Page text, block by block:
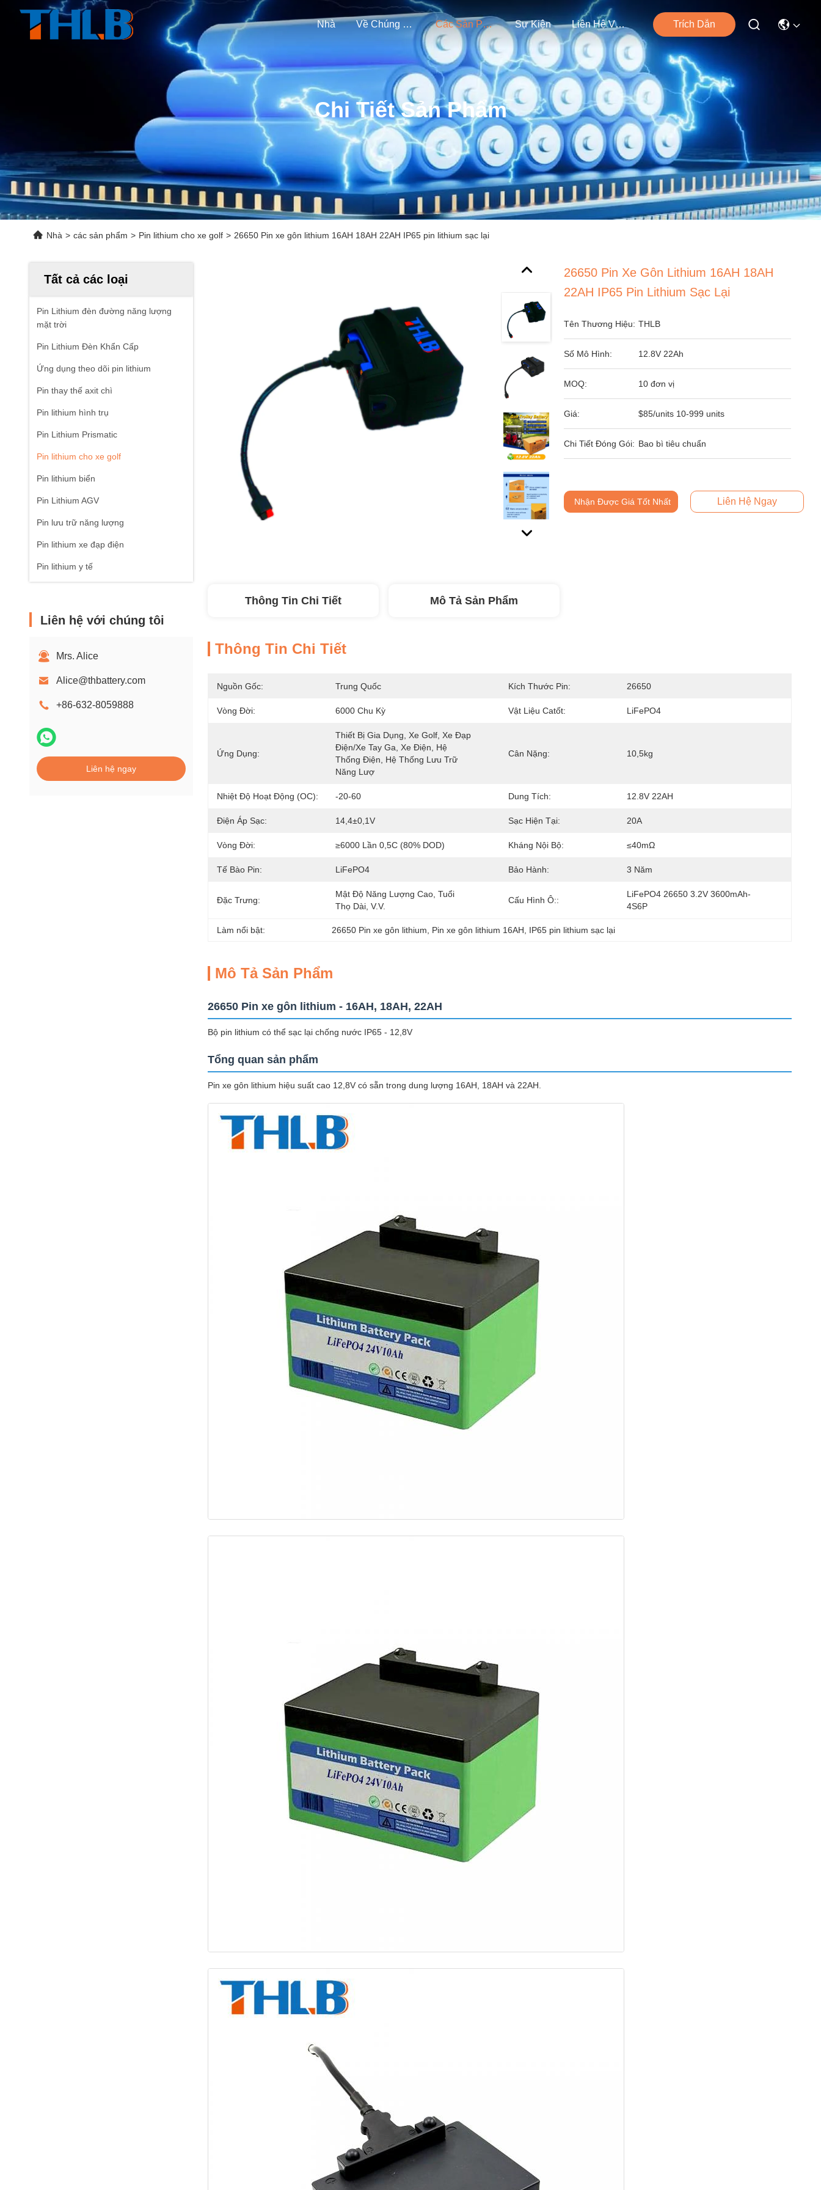
Nhà Về Chúng Tôi Các Sản Phẩm Sự Kiện Liên Hệ Với Chúng Tôi Trích Dẫn
Chi Tiết Sản Phẩm
Nhà > các sản phẩm > Pin lithium cho xe golf > 26650 Pin xe gôn lithium 16AH 18AH 22AH IP65 pin lithium sạc lại
Tất cả các loại
Pin Lithium đèn đường năng lượng
mặt trời
Pin Lithium Đèn Khẩn Cấp
Ứng dụng theo dõi pin lithium
Pin thay thế axit chì
Pin lithium hình trụ
Pin Lithium Prismatic
Pin lithium cho xe golf
Pin lithium biển
Pin Lithium AGV
Pin lưu trữ năng lượng
Pin lithium xe đạp điện
Pin lithium y tế
Liên hệ với chúng tôi
Mrs. Alice
Alice@thbattery.com
+86-632-8059888
Liên hệ ngay
26650 Pin Xe Gôn Lithium 16AH 18AH
22AH IP65 Pin Lithium Sạc Lại
Tên Thương Hiệu: THLB
Số Mô Hình: 12.8V 22Ah
MOQ: 10 đơn vị
Giá: $85/units 10-999 units
Chi Tiết Đóng Gói: Bao bì tiêu chuẩn
Nhận Được Giá Tốt Nhất Liên Hệ Ngay
Thông Tin Chi Tiết Mô Tả Sản Phẩm
Thông Tin Chi Tiết
Nguồn Gốc: Trung Quốc Kích Thước Pin: 26650
Vòng Đời: 6000 Chu Kỳ Vật Liệu Catốt: LiFePO4
Ứng Dụng:
Thiết Bị Gia Dụng, Xe Golf, Xe Đạp
Điện/Xe Tay Ga, Xe Điện, Hệ
Thống Điện, Hệ Thống Lưu Trữ
Năng Lượ
Cân Nặng: 10,5kg
Nhiệt Độ Hoạt Động (oC): -20-60 Dung Tích: 12.8V 22AH
Điện Áp Sạc: 14,4±0,1V Sạc Hiện Tại: 20A
Vòng Đời: ≥6000 Lần 0,5C (80% DOD) Kháng Nội Bộ: ≤40mΩ
Tế Bào Pin: LiFePO4 Bảo Hành: 3 Năm
Đặc Trưng:
Mật Độ Năng Lượng Cao, Tuổi
Thọ Dài, V.v.
Cấu Hình Ô::
LiFePO4 26650 3.2V 3600mAh-
4S6P
Làm nổi bật: 26650 Pin xe gôn lithium Pin xe gôn lithium 16AH IP65 pin lithium sạc lại
Mô Tả Sản Phẩm
26650 Pin xe gôn lithium - 16AH, 18AH, 22AH
Bộ pin lithium có thể sạc lại chống nước IP65 - 12,8V
Tổng quan sản phẩm
Pin xe gôn lithium hiệu suất cao 12,8V có sẵn trong dung lượng 16AH, 18AH và 22AH.